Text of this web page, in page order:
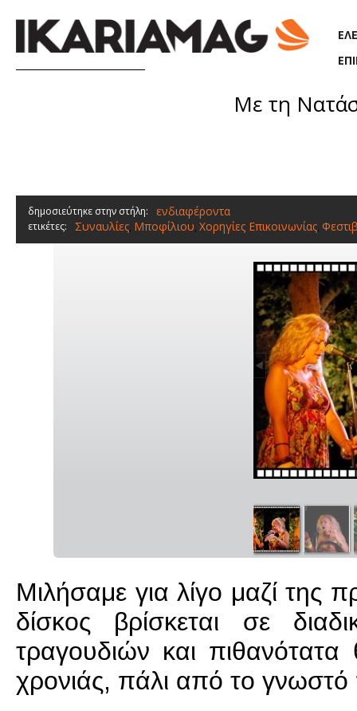
Με τη
δημοσιεύτηκε στην στήλη: ενδιαφέροντα
ετικέτες: Συναυλίες, Μποφίλιου, Χορηγίες Επικοινωνίας,
Μιλήσαμε για λίγο μαζί της
δίσκος βρίσκεται σε
τραγουδιών και
χρονιάς, πάλι από το γνωστό